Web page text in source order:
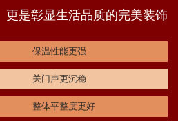
更是彰显生活品质的完美装饰
保温性能更强
关门声更沉稳
整体平整度更好